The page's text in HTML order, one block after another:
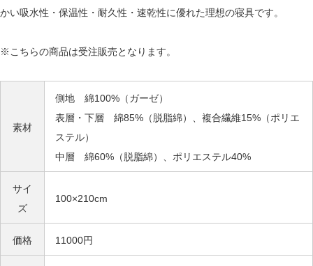
かい吸水性・保温性・耐久性・速乾性に優れた理想の寝具です。
※こちらの商品は受注販売となります。
素材
側地 綿100%（ガーゼ）
表層・下層 綿85%（脱脂綿）、複合繊維15%（ポリエ
ステル）
中層 綿60%（脱脂綿）、ポリエステル40%
サイ
ズ
100×210cm
価格 11000円